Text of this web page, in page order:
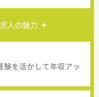
求人の魅力
を活かして年収アッ